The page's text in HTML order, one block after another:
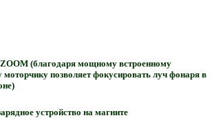
ZOOM (благодаря мощному встроенному
моторчику позволяет фокусировать луч фонаря в
устройство на магните